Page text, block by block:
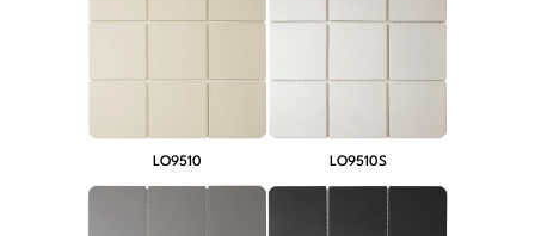
LO9510 LO9510S